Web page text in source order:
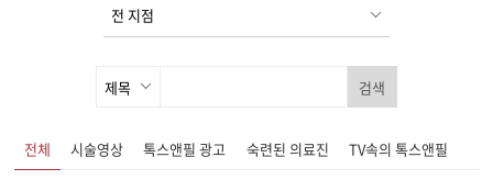
검색
전체 시술영상 톡스앤필 광고 숙련된 의료진 TV속의 톡스앤필